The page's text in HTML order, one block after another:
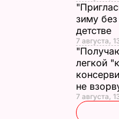
зиму
детстве
7 августа,
легкой
не
7 августа,